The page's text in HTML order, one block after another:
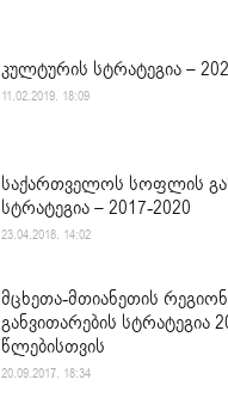
კულტურის სტრატეგია –
11.02.2019. 18:09
საქართველოს სოფლის
სტრატეგია – 2017-2020
23.04.2018. 14:02
მცხეთა-მთიანეთის
განვითარების სტრატეგია
წლებისთვის
20.09.2017. 18:34